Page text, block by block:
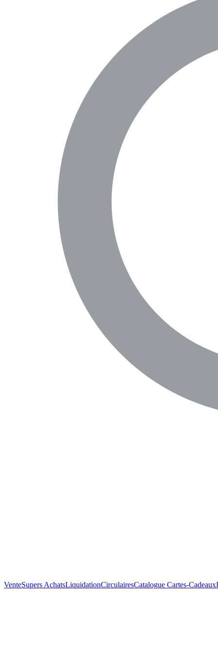
VenteSupers AchatsLiquidationCirculairesCatalogue Cartes-Cadeaux